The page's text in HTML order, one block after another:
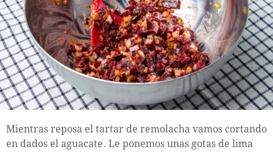
Mientras reposa el tartar de remolacha vamos cortando
en dados el aguacate. Le ponemos unas gotas de lima